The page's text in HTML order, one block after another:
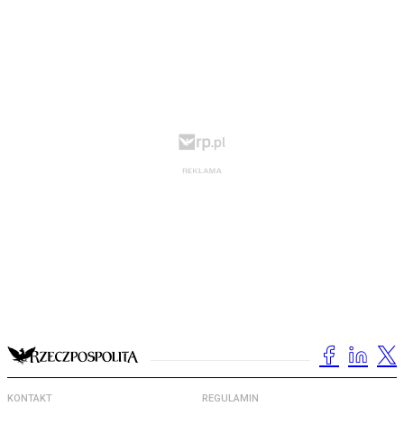
KONTAKT REGULAMIN